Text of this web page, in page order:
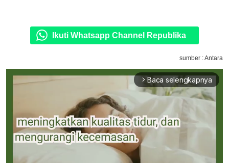
Ikuti Whatsapp Channel Republika
sumber : Antara
arrow_forward_ios Baca selengkapnya